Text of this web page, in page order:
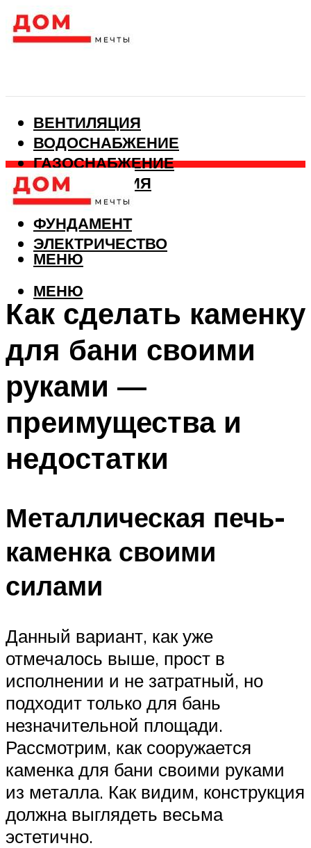
ВЕНТИЛЯЦИЯ
ВОДОСНАБЖЕНИЕ
ГАЗОСНАБЖЕНИЕ
КАНАЛИЗАЦИЯ
ОТОПЛЕНИЕ
ФУНДАМЕНТ
ЭЛЕКТРИЧЕСТВО
МЕНЮ
МЕНЮ
Как сделать каменку
для бани своими
руками —
преимущества и
недостатки
Металлическая печь-
каменка своими
силами
Данный вариант, как уже
отмечалось выше, прост в
исполнении и не затратный, но
подходит только для бань
незначительной площади.
Рассмотрим, как сооружается
каменка для бани своими руками
из металла. Как видим, конструкция
должна выглядеть весьма
эстетично.